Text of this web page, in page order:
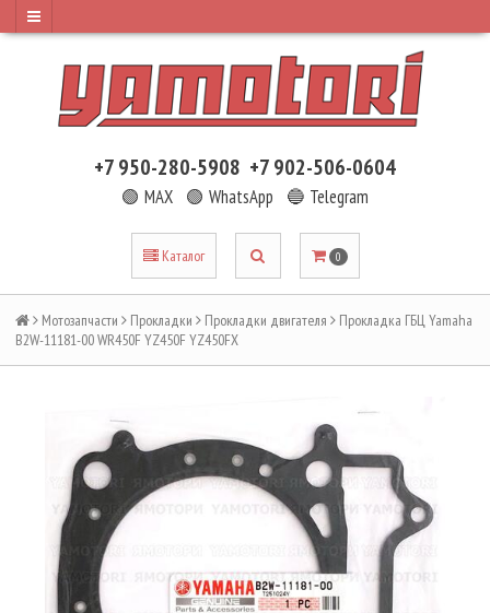
+7 950-280-5908 +7 902-506-0604
🟢 MAX 🟢 WhatsApp 🔵 Telegram
Каталог 0
Мотозапчасти Прокладки Прокладки двигателя
Прокладка ГБЦ Yamaha
B2W-11181-00 WR450F YZ450F YZ450FX